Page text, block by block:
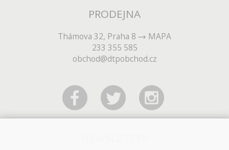
PRODEJNA
Thámova 32, Praha 8
MAPA
233 355 585
obchod@dtpobchod.cz